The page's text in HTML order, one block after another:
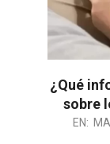
¿Qué
sobre
2025-EN: